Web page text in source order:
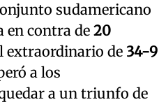
sudamericano
en contra de 20
extraordinario de 34-9
a los
a un triunfo de